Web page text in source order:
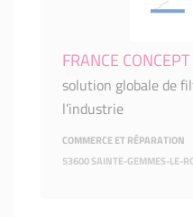
FRANCE
solution globale de
l’industrie
COMMERCE ET RÉPARATION
53600 SAINTE-GEMMES-LE-